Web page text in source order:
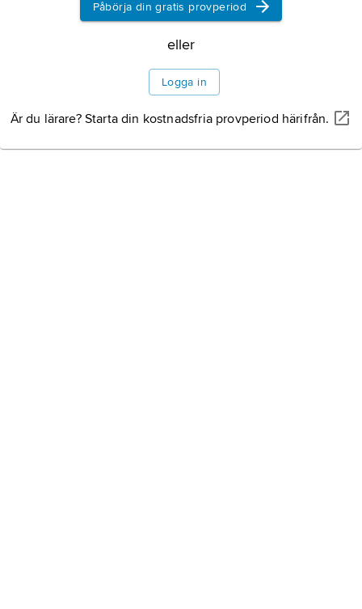
Påbörja din gratis provperiod
eller
Logga in
Är du lärare? Starta din kostnadsfria provperiod härifrån.